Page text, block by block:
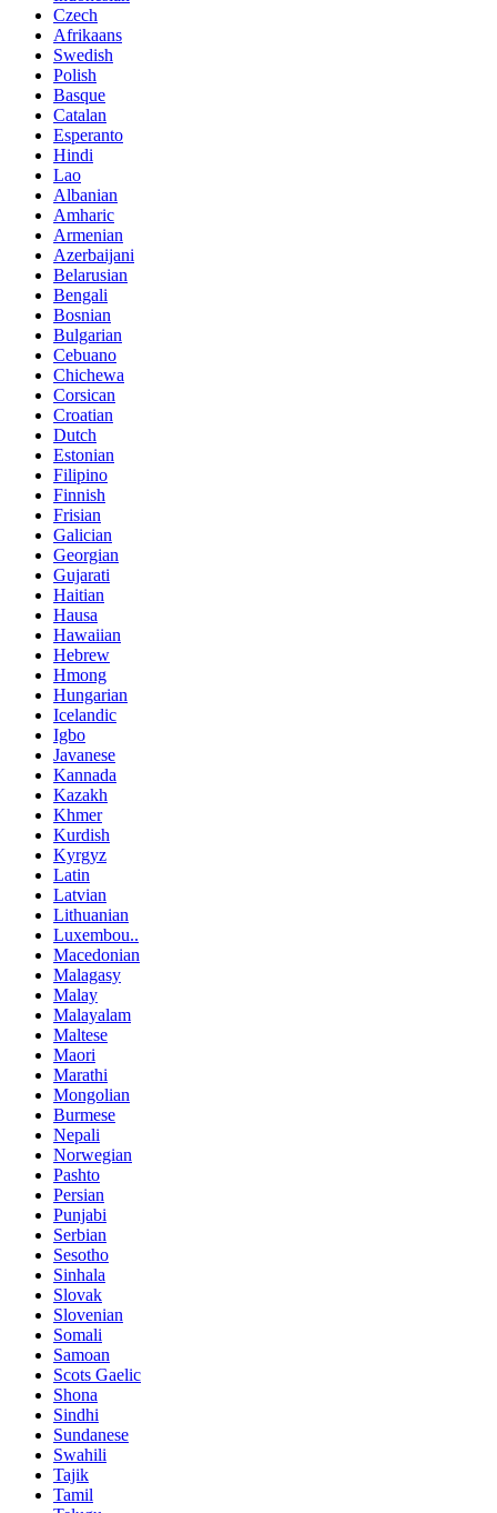
Czech
Afrikaans
Swedish
Polish
Basque
Catalan
Esperanto
Hindi
Lao
Albanian
Amharic
Armenian
Azerbaijani
Belarusian
Bengali
Bosnian
Bulgarian
Cebuano
Chichewa
Corsican
Croatian
Dutch
Estonian
Filipino
Finnish
Frisian
Galician
Georgian
Gujarati
Haitian
Hausa
Hawaiian
Hebrew
Hmong
Hungarian
Icelandic
Igbo
Javanese
Kannada
Kazakh
Khmer
Kurdish
Kyrgyz
Latin
Latvian
Lithuanian
Luxembou..
Macedonian
Malagasy
Malay
Malayalam
Maltese
Maori
Marathi
Mongolian
Burmese
Nepali
Norwegian
Pashto
Persian
Punjabi
Serbian
Sesotho
Sinhala
Slovak
Slovenian
Somali
Samoan
Scots Gaelic
Shona
Sindhi
Sundanese
Swahili
Tajik
Tamil